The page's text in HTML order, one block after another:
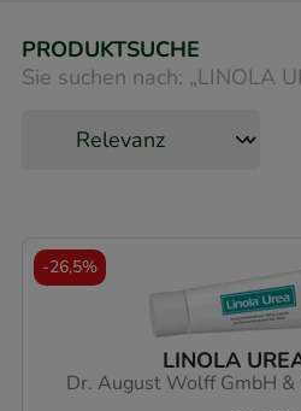
PRODUKTSUCHE
Sie suchen nach: „LINOLA
LINOLA
Dr. August Wolff GmbH
-26,5%